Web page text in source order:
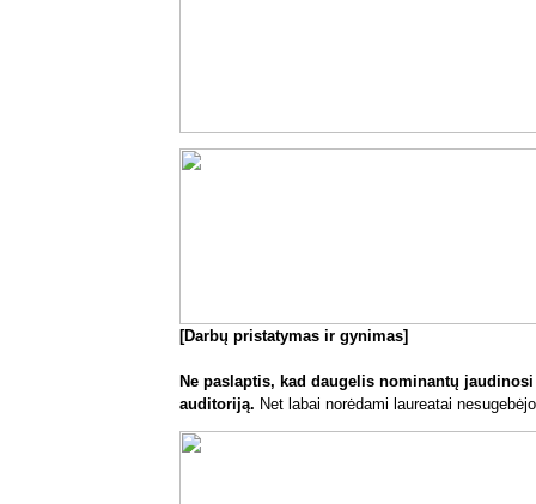
[Darbų pristatymas ir gynimas]
Ne paslaptis, kad daugelis nominantų
auditoriją. Net labai norėdami laureatai